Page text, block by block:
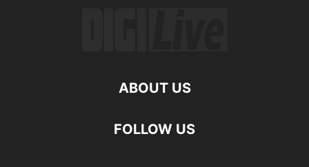
ABOUT US
FOLLOW US